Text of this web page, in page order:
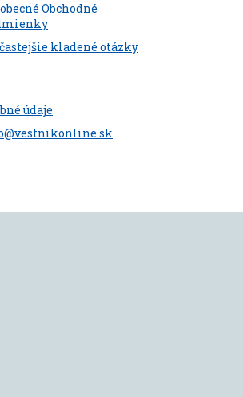
Obchodné
kladené otázky
údaje